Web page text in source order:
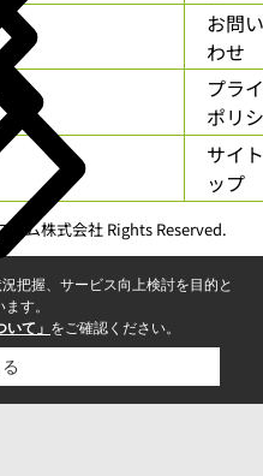
お問
わせ
プラ
ポリ
サイ
ップ
ム株式会社 Rights Reserved.
把握、サービス向上検討を目的と
す。
て」 をご確認ください。